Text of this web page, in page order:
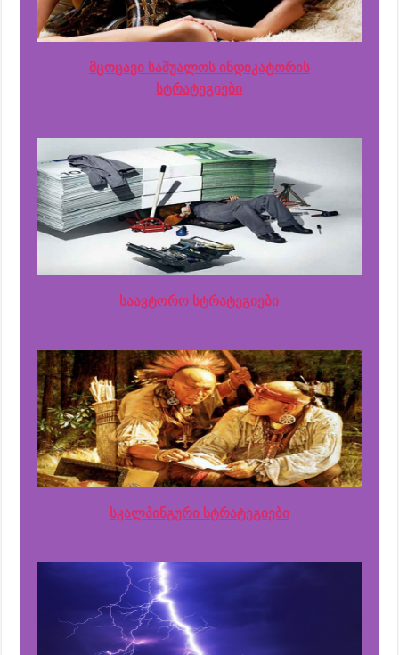
მცოცავი საშუალოს ინდიკატორის
სტრატეგიები
საავტორო სტრატეგიები
სკალპინგური სტრატეგიები